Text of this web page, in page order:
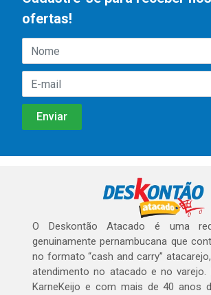
ofertas!
O Deskontão Atacado é uma
genuinamente pernambucana que
no formato “cash and carry”
atendimento no atacado e no varejo.
KarneKeijo e com mais de 40 anos